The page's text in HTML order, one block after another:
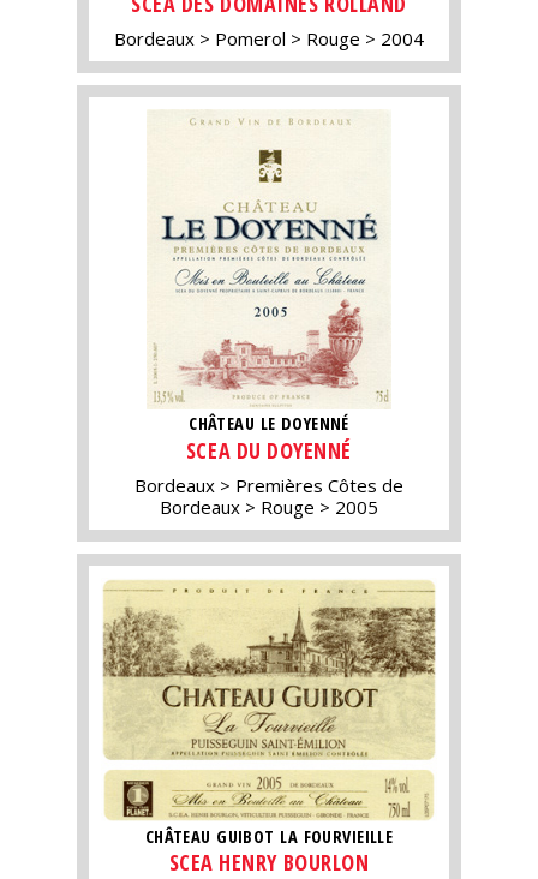
Bordeaux Pomerol Rouge 2004
CHÂTEAU LE DOYENNÉ
SCEA DU DOYENNÉ
Bordeaux
Premières Côtes de
Bordeaux
Rouge 2005
CHÂTEAU GUIBOT LA FOURVIEILLE
SCEA HENRY BOURLON